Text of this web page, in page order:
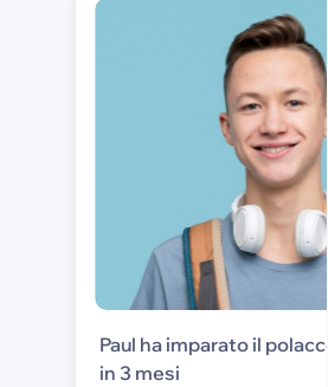
Paul ha imparato il polacco
in 3 mesi